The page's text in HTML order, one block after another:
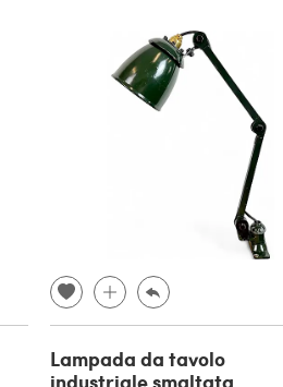
Lampada da tavolo
industriale smaltata